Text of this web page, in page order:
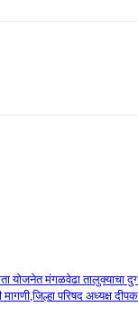
योजनेत मंगळवेढा तालुक्याचा
परिषद अध्यक्ष